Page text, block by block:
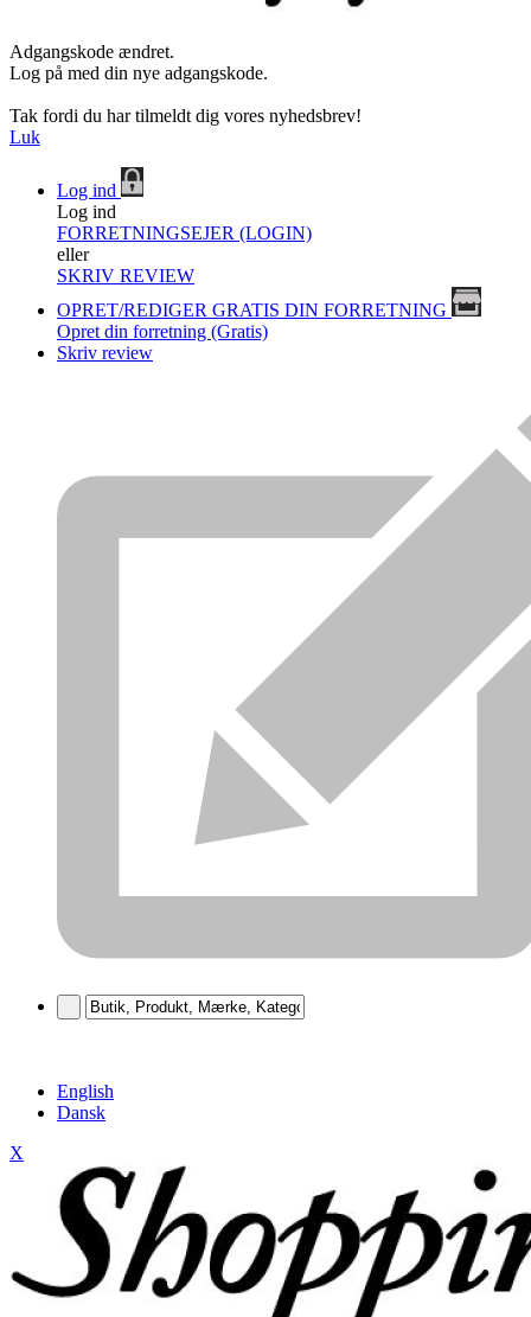
Adgangskode ændret.
Log på med din nye adgangskode.
Tak fordi du har tilmeldt dig vores nyhedsbrev!
Luk
Log ind
Log ind
FORRETNINGSEJER (LOGIN)
eller
SKRIV REVIEW
OPRET/REDIGER GRATIS DIN FORRETNING
Opret din forretning (Gratis)
Skriv review
English
Dansk
X